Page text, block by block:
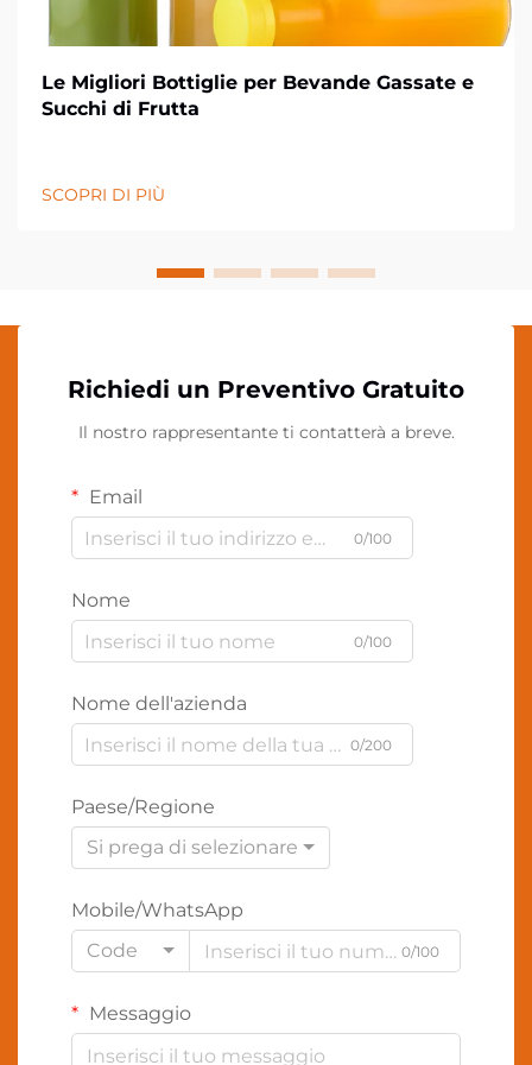
Le Migliori Bottiglie per Bevande Gassate e
Succhi di Frutta
SCOPRI DI PIÙ
Richiedi un Preventivo Gratuito
Il nostro rappresentante ti contatterà a breve.
Email
0/100
Nome
0/100
Nome dell'azienda
0/200
Paese/Regione
Si prega di selezionare
Mobile/WhatsApp
Code
0/100
Messaggio